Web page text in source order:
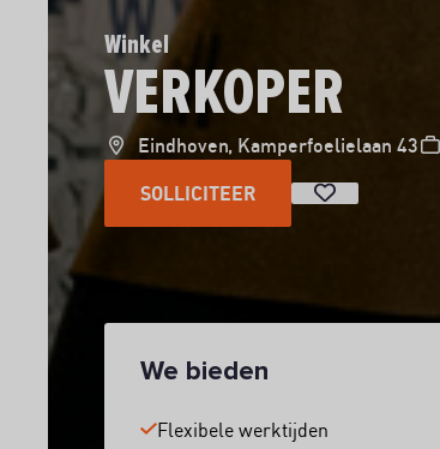
Winkel
VERKOPER
Eindhoven, Kamperfoelielaan 43
SOLLICITEER
We bieden
Flexibele werktijden